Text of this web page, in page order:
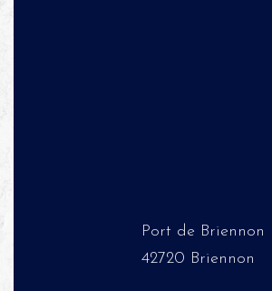
Port de Briennon
42720 Briennon